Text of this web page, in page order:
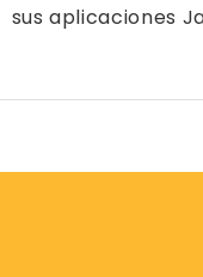
sus aplicaciones